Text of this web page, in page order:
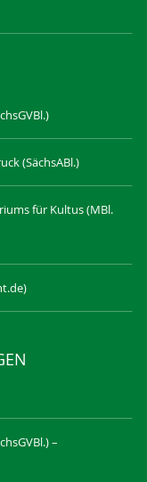
(SächsABl.)
für Kultus (MBl.
–